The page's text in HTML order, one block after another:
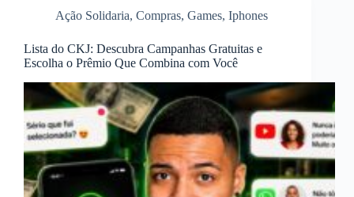
Ação Solidaria, Compras, Games, Iphones
Lista do CKJ: Descubra Campanhas Gratuitas e
Escolha o Prêmio Que Combina com Você